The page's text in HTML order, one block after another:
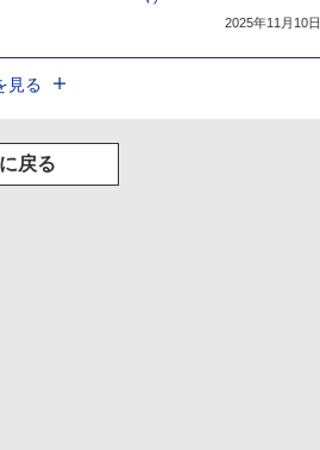
2025年11月10日
見る
戻る